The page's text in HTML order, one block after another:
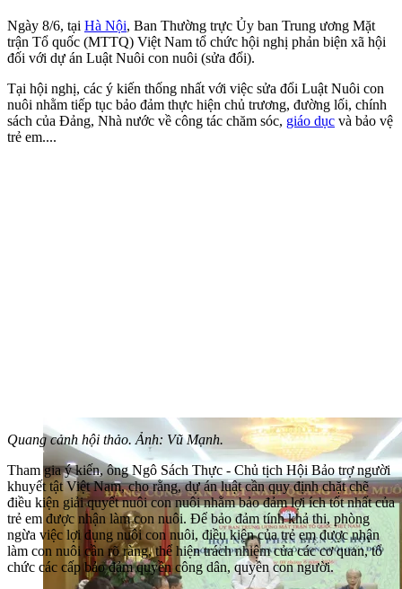
Ngày 8/6, tại Hà Nội, Ban Thường trực Ủy ban Trung ương Mặt
trận Tổ quốc (MTTQ) Việt Nam tổ chức hội nghị phản biện xã hội
đối với dự án Luật Nuôi con nuôi (sửa đổi).
Tại hội nghị, các ý kiến thống nhất với việc sửa đổi Luật Nuôi con
nuôi nhằm tiếp tục bảo đảm thực hiện chủ trương, đường lối, chính
sách của Đảng, Nhà nước về công tác chăm sóc, giáo dục và bảo vệ
trẻ em....
Quang cảnh hội thảo. Ảnh: Vũ Mạnh.
Tham gia ý kiến, ông Ngô Sách Thực - Chủ tịch Hội Bảo trợ người
khuyết tật Việt Nam, cho rằng, dự án luật cần quy định chặt chẽ
điều kiện giải quyết nuôi con nuôi nhằm bảo đảm lợi ích tốt nhất của
trẻ em được nhận làm con nuôi. Để bảo đảm tính khả thi, phòng
ngừa việc lợi dụng nuôi con nuôi, điều kiện của trẻ em được nhận
làm con nuôi cần rõ ràng, thể hiện trách nhiệm của các cơ quan, tổ
chức các cấp bảo đảm quyền công dân, quyền con người.